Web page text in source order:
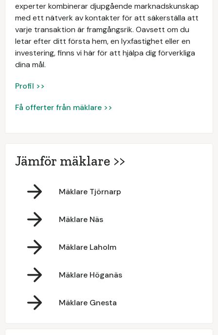
experter kombinerar djupgående marknadskunskap
med ett nätverk av kontakter för att säkerställa att
varje transaktion är framgångsrik. Oavsett om du
letar efter ditt första hem, en lyxfastighet eller en
investering, finns vi här för att hjälpa dig förverkliga
dina mål.
Profil >>
Få offerter från mäklare >>
Jämför mäklare >>
Mäklare Tjörnarp
Mäklare Näs
Mäklare Laholm
Mäklare Höganäs
Mäklare Gnesta